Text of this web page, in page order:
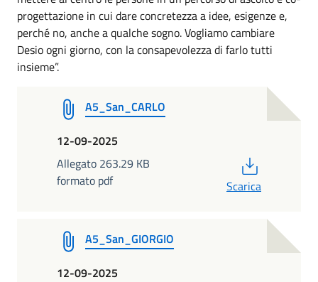
progettazione in cui dare concretezza a idee, esigenze e,
perché no, anche a qualche sogno. Vogliamo cambiare
Desio ogni giorno, con la consapevolezza di farlo tutti
insieme”.
A5_San_CARLO
12-09-2025
Allegato 263.29 KB
formato pdf
Scarica
A5_San_GIORGIO
12-09-2025